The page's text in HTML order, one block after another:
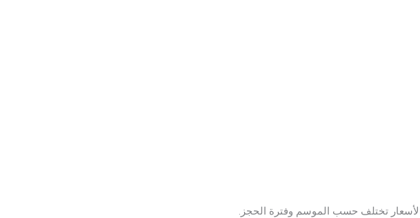
تختلف حسب الموسم وفترة الحجز.